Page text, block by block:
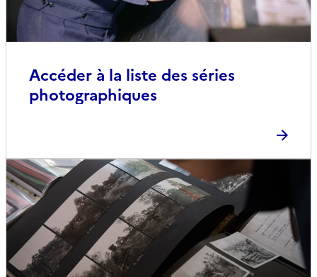
Accéder à la liste des séries
photographiques